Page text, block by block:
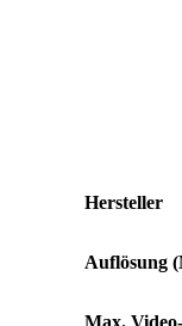
Hersteller
Auflösung
Max.